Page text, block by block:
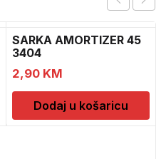
SARKA AMORTIZER 45
3404
2,90 KM
Dodaj u košaricu